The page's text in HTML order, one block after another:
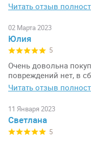
Читать отзыв
02 Марта 2023
Юлия
5
Очень довольна
повреждений нет, в
Читать отзыв
11 Января 2023
Светлана
5